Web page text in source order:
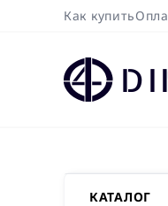
Как купить
КАТАЛОГ